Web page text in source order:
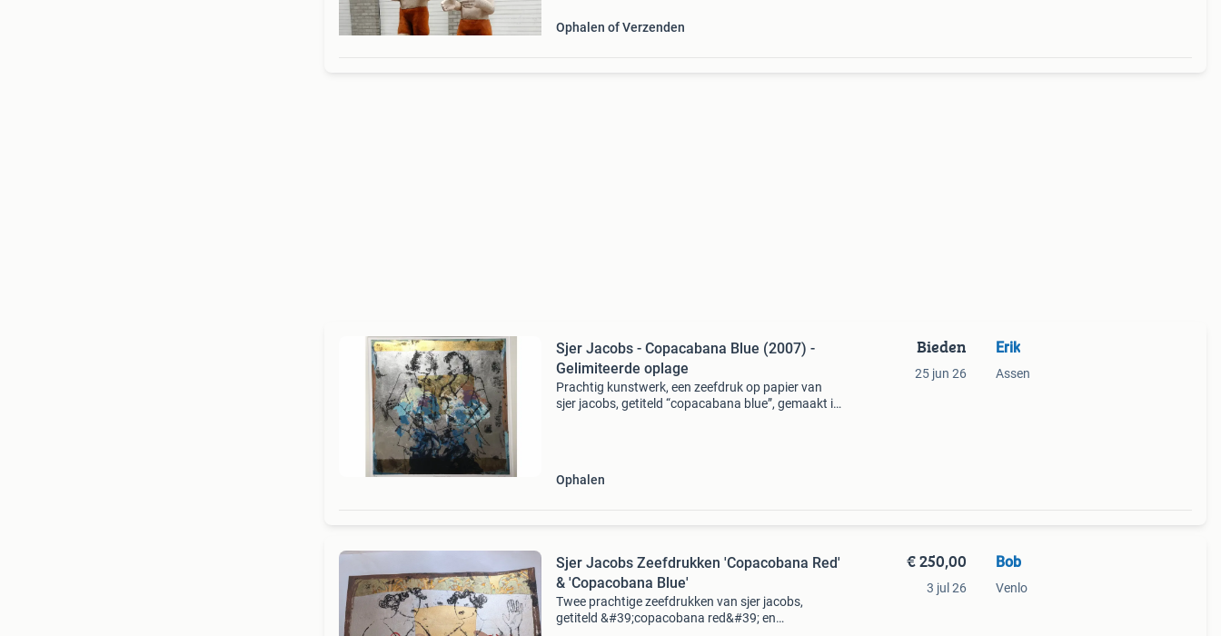
Ophalen of Verzenden
Sjer Jacobs - Copacabana Blue (2007) -
Gelimiteerde oplage
Prachtig kunstwerk, een zeefdruk op papier van
sjer jacobs, getiteld “copacabana blue”, gemaakt in
Ophalen
Bieden
25 jun 26
Erik
Assen
Sjer Jacobs Zeefdrukken 'Copacobana Red'
& 'Copacobana Blue'
Twee prachtige zeefdrukken van sjer jacobs,
getiteld &#39;copacobana red&#39; en
€ 250,00
3 jul 26
Bob
Venlo